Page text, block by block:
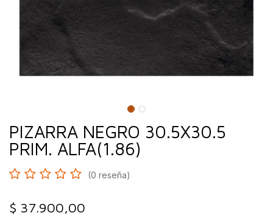
PIZARRA NEGRO 30.5X30.5
PRIM. ALFA(1.86)
(0 reseña)
$ 37.900,00